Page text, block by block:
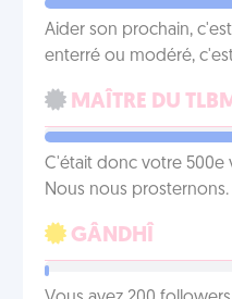
Aider son prochain,
enterré ou modéré,
MAÎTRE DU
C'était donc votre 500e
Nous nous prosternons.
GÂNDHÎ